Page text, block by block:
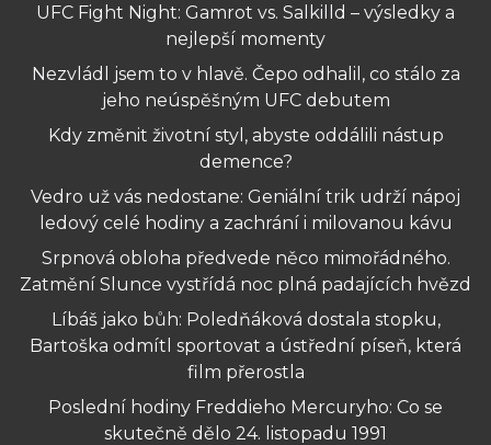
UFC Fight Night: Gamrot vs. Salkilld – výsledky a
nejlepší momenty
Nezvládl jsem to v hlavě. Čepo odhalil, co stálo za
jeho neúspěšným UFC debutem
Kdy změnit životní styl, abyste oddálili nástup
demence?
Vedro už vás nedostane: Geniální trik udrží nápoj
ledový celé hodiny a zachrání i milovanou kávu
Srpnová obloha předvede něco mimořádného.
Zatmění Slunce vystřídá noc plná padajících hvězd
Líbáš jako bůh: Poledňáková dostala stopku,
Bartoška odmítl sportovat a ústřední píseň, která
film přerostla
Poslední hodiny Freddieho Mercuryho: Co se
skutečně dělo 24. listopadu 1991